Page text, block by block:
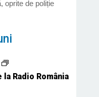
oprite de poliție
Radio România